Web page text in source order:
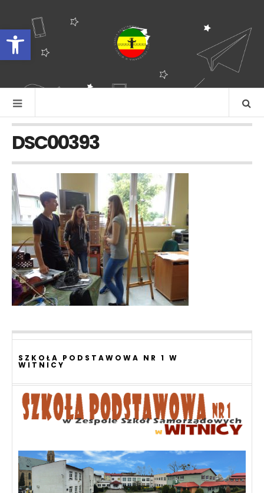
Otwórz pasek narzędzi
DSC00393
SZKOŁA PODSTAWOWA NR 1 W
WITNICY